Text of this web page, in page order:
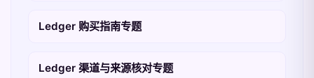
Ledger 购买指南专题
Ledger 渠道与来源核对专题